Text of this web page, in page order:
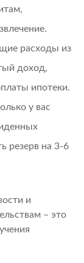
расходы из
доход,
ипотеки.
у вас
резерв на 3-6
и
– это